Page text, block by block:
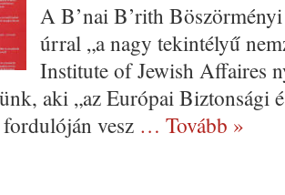
A B’nai B’rith
úrral „a nagy tekintélyű
Institute of Jewish Affaires
aki „az Európai Biztonsági
vesz … Tovább »